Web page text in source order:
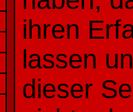
ihren
lassen
dieser